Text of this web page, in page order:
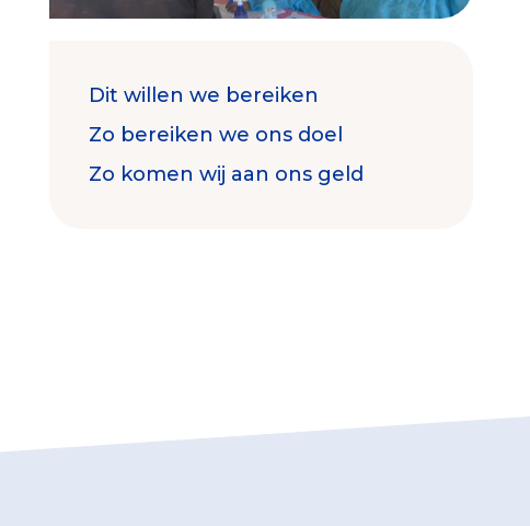
Contact & Signalen
Dit willen we bereiken
Zo bereiken we ons doel
Zo komen wij aan ons geld